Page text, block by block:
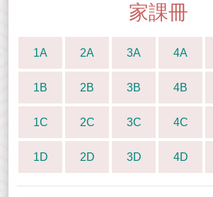
家課冊
1A 2A 3A 4A
1B 2B 3B 4B
1C 2C 3C 4C
1D 2D 3D 4D